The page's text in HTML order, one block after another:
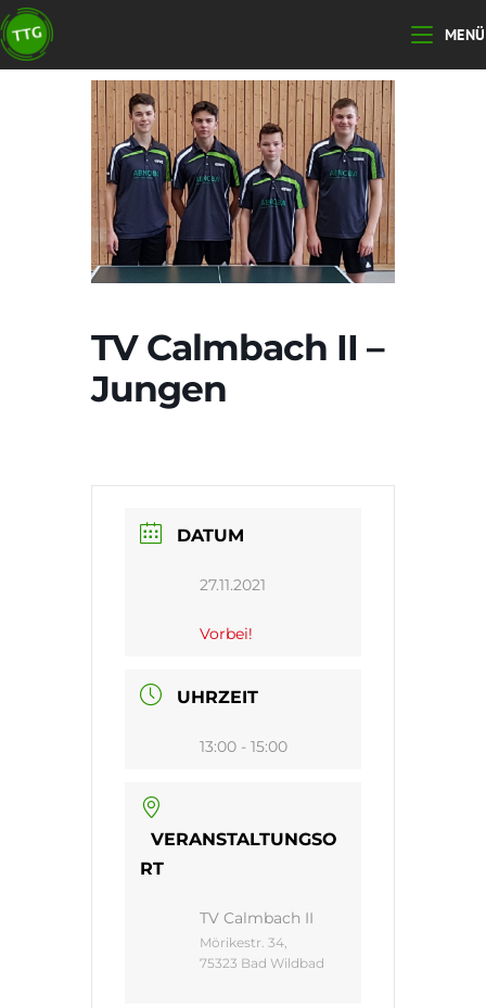
Zum
Inhalt
springen
MENÜ
TV Calmbach II –
Jungen
DATUM
27.11.2021
Vorbei!
UHRZEIT
13:00 - 15:00
VERANSTALTUNGSO
RT
TV Calmbach II
Mörikestr. 34,
75323 Bad Wildbad